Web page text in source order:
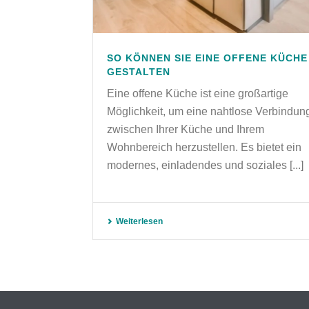
SO KÖNNEN SIE EINE OFFENE KÜCHE
GESTALTEN
Eine offene Küche ist eine großartige
Möglichkeit, um eine nahtlose
zwischen Ihrer Küche und Ihrem
Wohnbereich herzustellen. Es bietet ein
modernes, einladendes und soziales [...]
Weiterlesen